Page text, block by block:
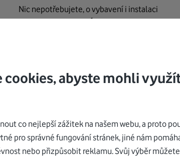
Nic nepotřebujete, o vybavení i instalaci
sepostaráme my.
by vás
cookies, abyste mohli
co nejlepší zážitek na našem webu, a proto
pro správné fungování stránek, jiné nám
nebo přizpůsobit reklamu. Svůj výběr